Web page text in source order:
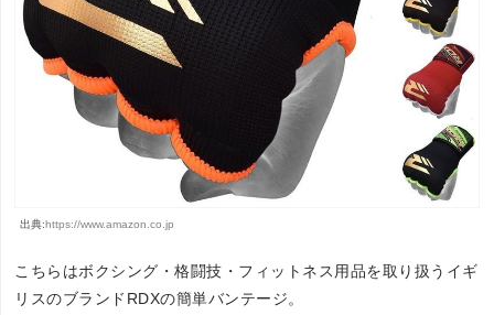
出典:https://www.amazon.co.jp
こちらはボクシング・格闘技・フィットネス用品を取り扱うイギ
リスのブランドRDXの簡単バンテージ。